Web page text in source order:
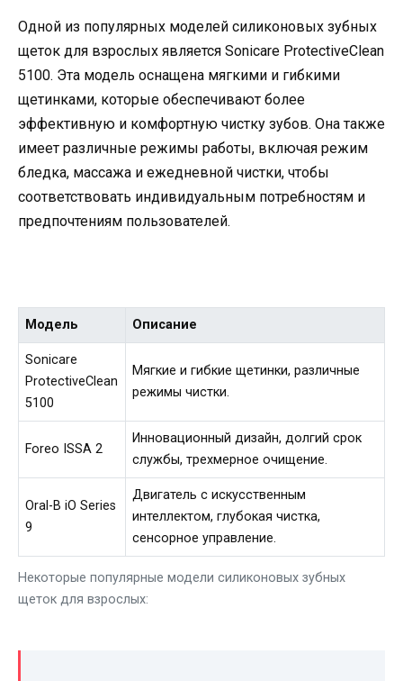
Одной из популярных моделей силиконовых зубных
щеток для взрослых является Sonicare ProtectiveClean
5100. Эта модель оснащена мягкими и гибкими
щетинками, которые обеспечивают более
эффективную и комфортную чистку зубов. Она также
имеет различные режимы работы, включая режим
бледка, массажа и ежедневной чистки, чтобы
соответствовать индивидуальным потребностям и
предпочтениям пользователей.
Некоторые популярные модели силиконовых зубных
щеток для взрослых:
Модель Описание
Sonicare
ProtectiveClean
5100
Мягкие и гибкие щетинки, различные
режимы чистки.
Foreo ISSA 2
Инновационный дизайн, долгий срок
службы, трехмерное очищение.
Oral-B iO Series
9
Двигатель с искусственным
интеллектом, глубокая чистка,
сенсорное управление.